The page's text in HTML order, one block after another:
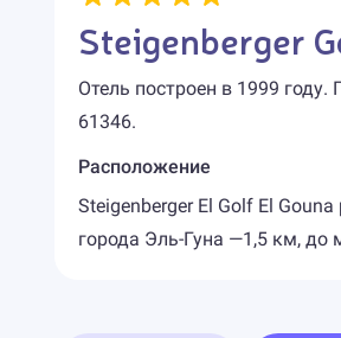
Steigenberger
Отель построен в 1999
61346.
Расположение
Steigenberger El Golf El
города Эль-Гуна —1,5 км,